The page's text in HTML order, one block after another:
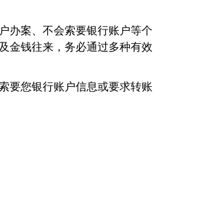
办案、不会索要银行账户等个
金钱往来，务必通过多种有效
要您银行账户信息或要求转账